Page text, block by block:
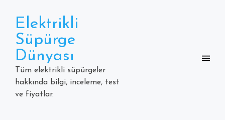
contentElektrikli
Süpürge
Dünyası
Tüm elektrikli süpürgeler
hakkında bilgi, inceleme, test
ve fiyatlar.